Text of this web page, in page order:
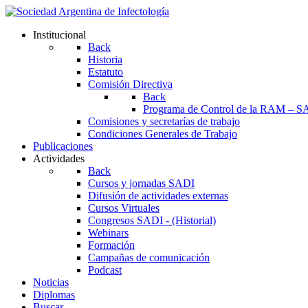
Institucional
Back
Historia
Estatuto
Comisión Directiva
Back
Programa de Control de la RAM –
Comisiones y secretarías de trabajo
Condiciones Generales de Trabajo
Publicaciones
Actividades
Back
Cursos y jornadas SADI
Difusión de actividades externas
Cursos Virtuales
Congresos SADI - (Historial)
Webinars
Formación
Campañas de comunicación
Podcast
Noticias
Diplomas